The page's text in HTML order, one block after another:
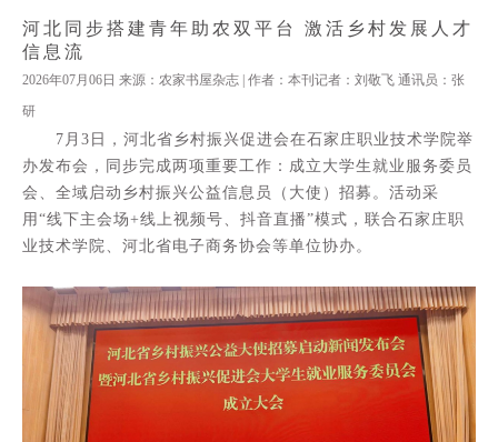
河北同步搭建青年助农双平台 激活乡村发展人才
信息流
2026年07月06日 来源：农家书屋杂志 | 作者：本刊记者：刘敬飞 通讯员：张
研
7月3日，河北省乡村振兴促进会在石家庄职业技术学院举
办发布会，同步完成两项重要工作：成立大学生就业服务委员
会、全域启动乡村振兴公益信息员（大使）招募。活动采
用“线下主会场+线上视频号、抖音直播”模式，联合石家庄职
业技术学院、河北省电子商务协会等单位协办。